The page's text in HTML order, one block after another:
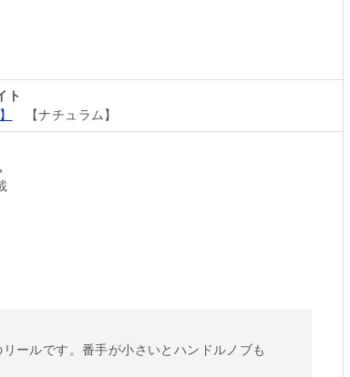
ト
【ナチュラム】
ールです。番手が小さいとハンドルノブも